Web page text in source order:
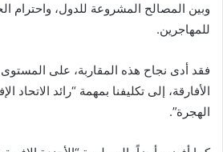
وبين المصالح المشروعة للدول، واحترام
للمهاجرين.
فقد أدى نجاح هذه المقاربة، على المستوى
الأفارقة، إلى تكليفنا بمهمة “رائد
الهجرة”.